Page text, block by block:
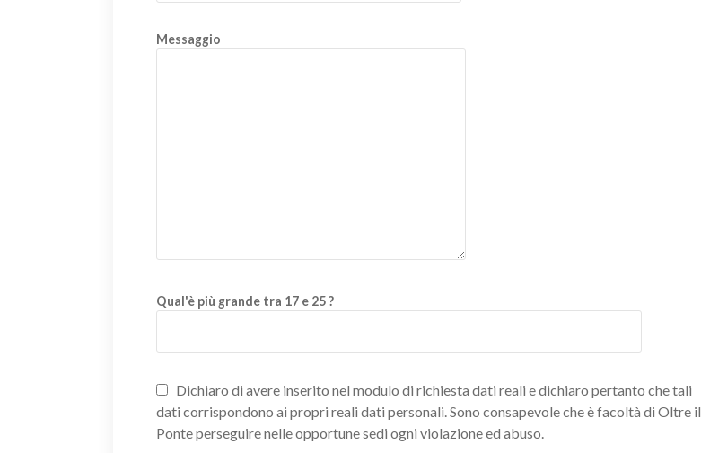
Messaggio
Qual'è più grande tra 17 e 25 ?
Dichiaro di avere inserito nel modulo di richiesta dati reali e dichiaro pertanto che tali
dati corrispondono ai propri reali dati personali. Sono consapevole che è facoltà di Oltre il
Ponte perseguire nelle opportune sedi ogni violazione ed abuso.